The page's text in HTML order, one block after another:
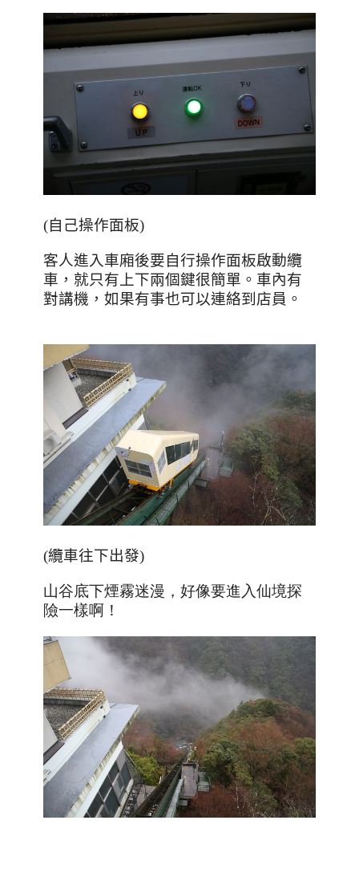
(自己操作面板)
客人進入車廂後要自行操作面板啟動纜
車，就只有上下兩個鍵很簡單。車內有
對講機，如果有事也可以連絡到店員。
(纜車往下出發)
山谷底下煙霧迷漫，好像要進入仙境探
險一樣啊！